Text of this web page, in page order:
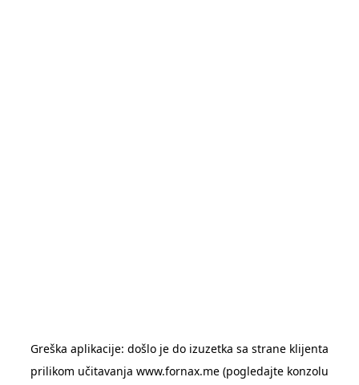
Greška aplikacije: došlo je do izuzetka sa strane klijenta
prilikom učitavanja www.fornax.me (pogledajte konzolu